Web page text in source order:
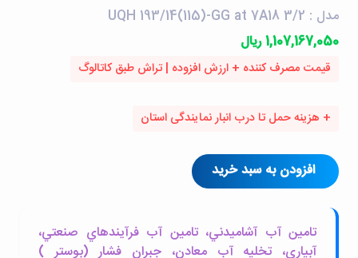
مدل : UQH 193/14(115)-GG at 7A18 3/2
1,107,167,050 ریال
قیمت مصرف کننده + ارزش افزوده | تراش طبق کاتالوگ
+ هزینه حمل تا درب انبار نمایندگی استان
افزودن به سبد خرید
تامين آب آشاميدني، تامين آب فرآيندهاي صنعتي،
آبياري، تخليه آب معادن، جبران فشار (بوستر )